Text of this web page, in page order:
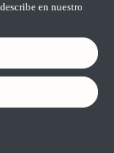
en nuestro